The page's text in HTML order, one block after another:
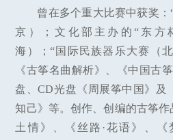
曾在多个重大比赛中获奖
京）；文化部主办的“东方
海）；“国际民族器乐大赛（
《古筝名曲解析》、《中国古
盘、CD光盘《周展筝中国》及
知己》等。创作、创编的古筝
土情》、《丝路·花语》、